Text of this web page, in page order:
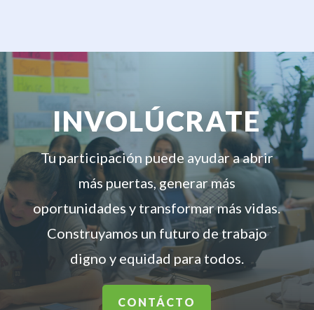
INVOLÚCRATE
Tu participación puede ayudar a abrir
más puertas, generar más
oportunidades y transformar más vidas.
Construyamos un futuro de trabajo
digno y equidad para todos.
CONTÁCTO